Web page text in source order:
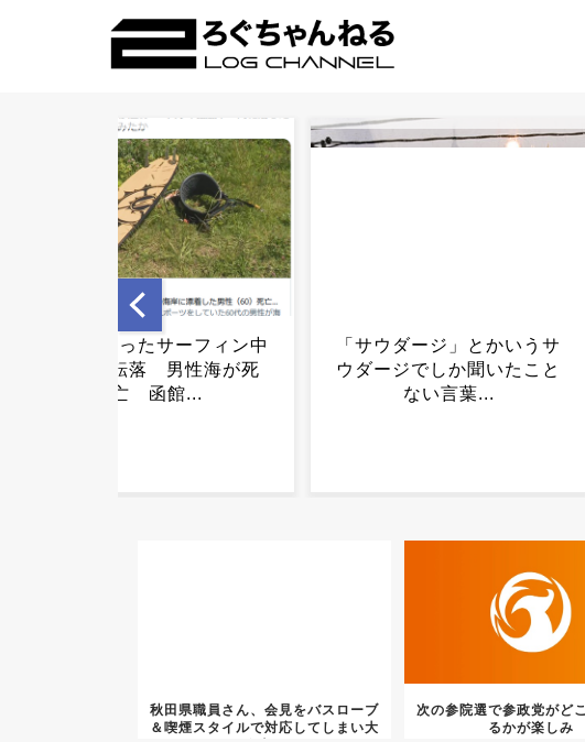
原口vsMeiji裁判、判決延期
←何かあったんか？？？...
「サウダージ」とかいうサ
ウダージでしか聞いたこと
ない言葉...
秋田県職員さん、会見をバスローブ
＆喫煙スタイルで対応してしまい大
次の参院選で参政党がど
るかが楽しみ